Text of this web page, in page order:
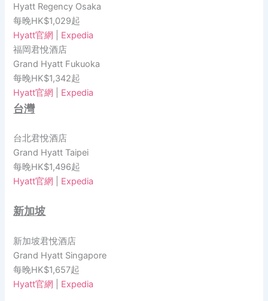
Hyatt Regency Osaka
每晚HK$1,029起
Hyatt官網
Expedia
福岡君悅酒店
Grand Hyatt Fukuoka
每晚HK$1,342起
Hyatt官網
Expedia
台灣
台北君悅酒店
Grand Hyatt Taipei
每晚HK$1,496起
Hyatt官網
Expedia
新加坡
新加坡君悅酒店
Grand Hyatt Singapore
每晚HK$1,657起
Hyatt官網
Expedia